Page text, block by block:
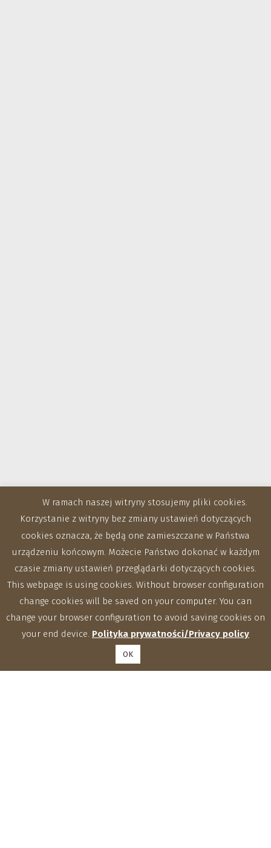
W ramach naszej witryny stosujemy pliki cookies.
Korzystanie z witryny bez zmiany ustawień dotyczących
cookies oznacza, że będą one zamieszczane w Państwa
urządzeniu końcowym. Możecie Państwo dokonać w każdym
czasie zmiany ustawień przeglądarki dotyczących cookies.
This webpage is using cookies. Without browser configuration
change cookies will be saved on your computer. You can
change your browser configuration to avoid saving cookies on
your end device. Polityka prywatności/Privacy policy
OK